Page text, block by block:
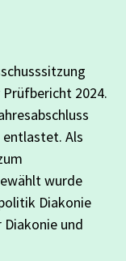
2024.
Als
wurde
Diakonie
Diakonie und